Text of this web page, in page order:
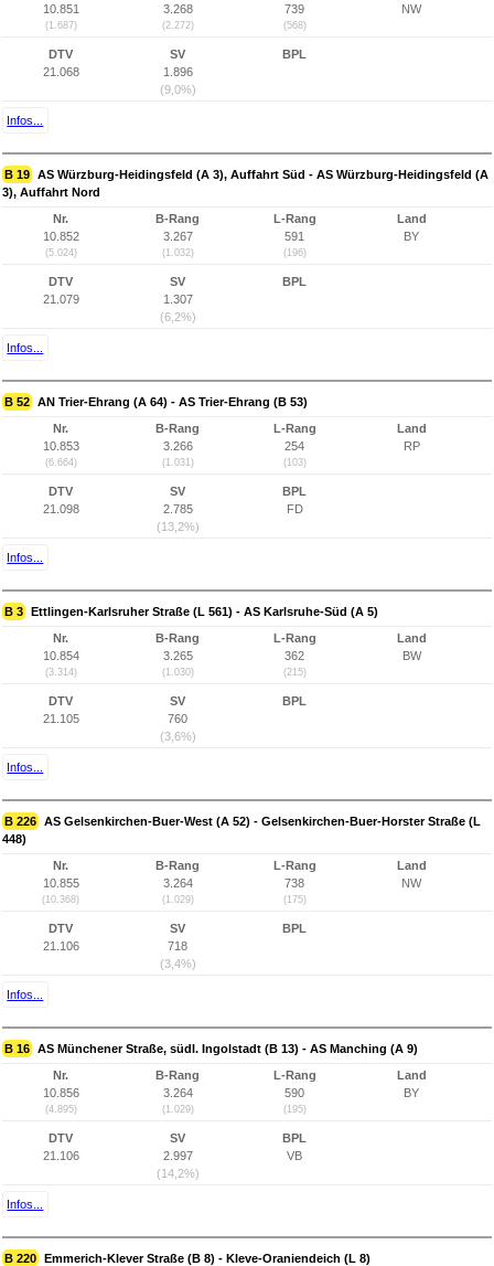
10.851
(1.687)
3.268
(2.272)
739
(568)
NW
DTV
21.068
SV
1.896
(9,0%)
BPL
Infos...
B 19 AS Würzburg-Heidingsfeld (A 3), Auffahrt Süd - AS Würzburg-Heidingsfeld (A
3), Auffahrt Nord
Nr.
10.852
(5.024)
B-Rang
3.267
(1.032)
L-Rang
591
(196)
Land
BY
DTV
21.079
SV
1.307
(6,2%)
BPL
Infos...
B 52 AN Trier-Ehrang (A 64) - AS Trier-Ehrang (B 53)
Nr.
10.853
(6.664)
B-Rang
3.266
(1.031)
L-Rang
254
(103)
Land
RP
DTV
21.098
SV
2.785
(13,2%)
BPL
FD
Infos...
B 3 Ettlingen-Karlsruher Straße (L 561) - AS Karlsruhe-Süd (A 5)
Nr.
10.854
(3.314)
B-Rang
3.265
(1.030)
L-Rang
362
(215)
Land
BW
DTV
21.105
SV
760
(3,6%)
BPL
Infos...
B 226 AS Gelsenkirchen-Buer-West (A 52) - Gelsenkirchen-Buer-Horster Straße (L
448)
Nr.
10.855
(10.368)
B-Rang
3.264
(1.029)
L-Rang
738
(175)
Land
NW
DTV
21.106
SV
718
(3,4%)
BPL
Infos...
B 16 AS Münchener Straße, südl. Ingolstadt (B 13) - AS Manching (A 9)
Nr.
10.856
(4.895)
B-Rang
3.264
(1.029)
L-Rang
590
(195)
Land
BY
DTV
21.106
SV
2.997
(14,2%)
BPL
VB
Infos...
B 220 Emmerich-Klever Straße (B 8) - Kleve-Oraniendeich (L 8)